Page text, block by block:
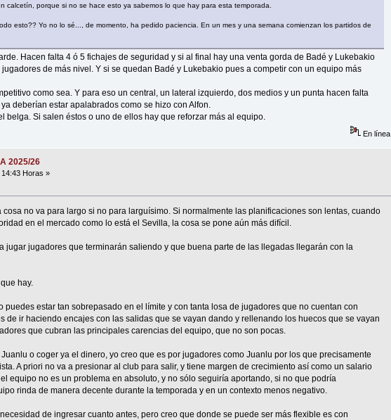
calcetín, porque si no se hace esto ya sabemos lo que hay para esta temporada.
esto?? Yo no lo sé..., de momento, ha pedido paciencia. En un mes y una semana comienzan los partidos de
Hacen falta 4 ó 5 fichajes de seguridad y si al final hay una venta gorda de Badé y Lukebakio
de más nivel. Y si se quedan Badé y Lukebakio pues a competir con un equipo más
como sea. Y para eso un central, un lateral izquierdo, dos medios y un punta hacen falta
deberían estar apalabrados como se hizo con Alfon.
belga. Si salen éstos o uno de ellos hay que reforzar más al equipo.
En línea
2025/26
Horas »
no va para largo si no para larguísimo. Si normalmente las planificaciones son lentas, cuando
en el mercado como lo está el Sevilla, la cosa se pone aún más difícil.
jugar jugadores que terminarán saliendo y que buena parte de las llegadas llegarán con la
hay.
puedes estar tan sobrepasado en el límite y con tanta losa de jugadores que no cuentan con
de ir haciendo encajes con las salidas que se vayan dando y rellenando los huecos que se vayan
que cubran las principales carencias del equipo, que no son pocas.
o coger ya el dinero, yo creo que es por jugadores como Juanlu por los que precisamente
A priori no va a presionar al club para salir, y tiene margen de crecimiento así como un salario
equipo no es un problema en absoluto, y no sólo seguiría aportando, si no que podría
rinda de manera decente durante la temporada y en un contexto menos negativo.
de ingresar cuanto antes, pero creo que donde se puede ser más flexible es con